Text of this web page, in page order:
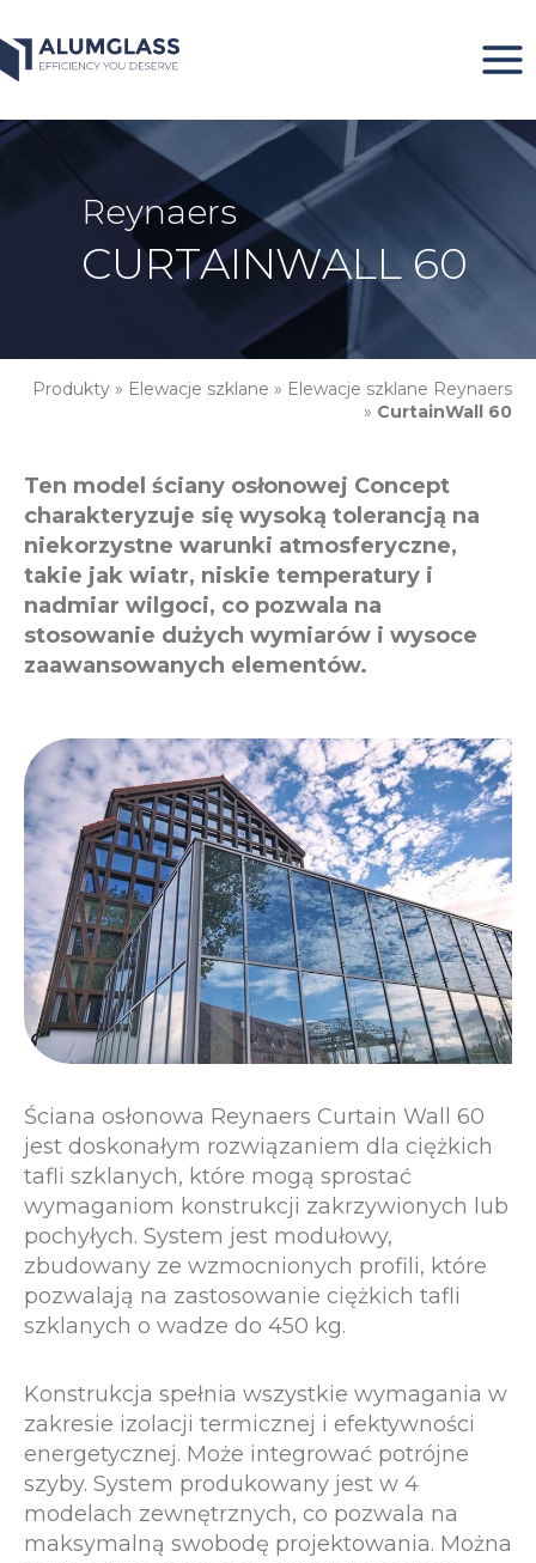
do
treści
Reynaers
CURTAINWALL 60
Produkty » Elewacje szklane » Elewacje szklane Reynaers
» CurtainWall 60
Ten model ściany osłonowej Concept
charakteryzuje się wysoką tolerancją na
niekorzystne warunki atmosferyczne,
takie jak wiatr, niskie temperatury i
nadmiar wilgoci, co pozwala na
stosowanie dużych wymiarów i wysoce
zaawansowanych elementów.
Ściana osłonowa Reynaers Curtain Wall 60
jest doskonałym rozwiązaniem dla ciężkich
tafli szklanych, które mogą sprostać
wymaganiom konstrukcji zakrzywionych lub
pochyłych. System jest modułowy,
zbudowany ze wzmocnionych profili, które
pozwalają na zastosowanie ciężkich tafli
szklanych o wadze do 450 kg.
Konstrukcja spełnia wszystkie wymagania w
zakresie izolacji termicznej i efektywności
energetycznej. Może integrować potrójne
szyby. System produkowany jest w 4
modelach zewnętrznych, co pozwala na
maksymalną swobodę projektowania. Można